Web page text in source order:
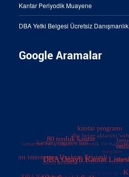
Kantar Periyodik Muayene
DBA Yetki Belgesi Ücretsiz Danışmanlık
Google Aramalar